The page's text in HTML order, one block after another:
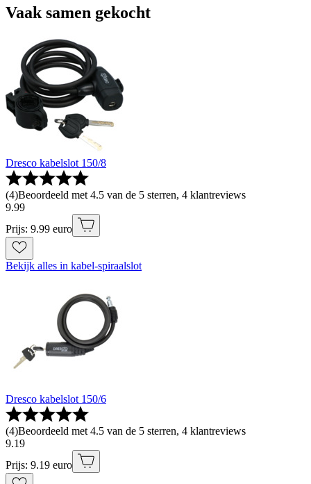
Vaak samen gekocht
Dresco kabelslot 150/8
(4)Beoordeeld met 4.5 van de 5 sterren, 4 klantreviews
9.99
Prijs: 9.99 euro
Bekijk alles in kabel-spiraalslot
Dresco kabelslot 150/6
(4)Beoordeeld met 4.5 van de 5 sterren, 4 klantreviews
9.19
Prijs: 9.19 euro